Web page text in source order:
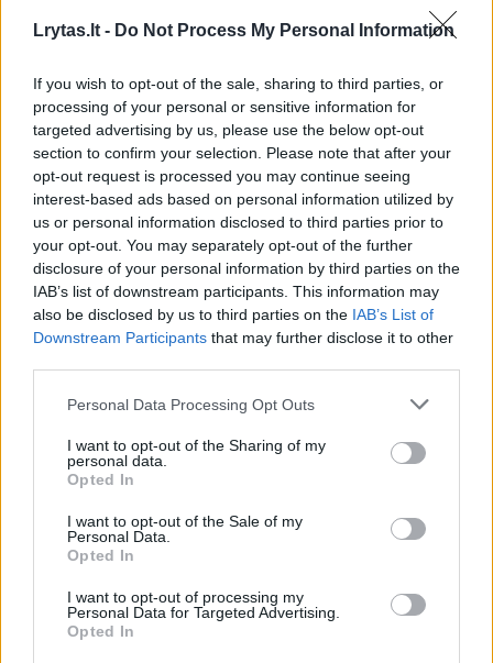
Lrytas.lt - Do Not Process My Personal Information
If you wish to opt-out of the sale, sharing to third parties, or
processing of your personal or sensitive information for
targeted advertising by us, please use the below opt-out
section to confirm your selection. Please note that after your
opt-out request is processed you may continue seeing
interest-based ads based on personal information utilized by
us or personal information disclosed to third parties prior to
your opt-out. You may separately opt-out of the further
disclosure of your personal information by third parties on the
IAB’s list of downstream participants. This information may
also be disclosed by us to third parties on the IAB’s List of
Downstream Participants that may further disclose it to other
Personal Data Processing Opt Outs
I want to opt-out of the Sharing of my
personal data.
Opted In
I want to opt-out of the Sale of my
Personal Data.
Opted In
I want to opt-out of processing my
Personal Data for Targeted Advertising.
Opted In
Rodyti komentarus
Prisijungti komentatoriams
Žmonės Veidai ir vardai
apie Oksanos Pikul ir Dominyko